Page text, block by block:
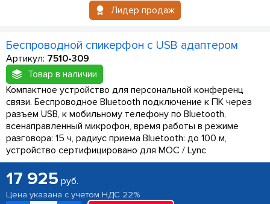
Лидер продаж
Беспроводной спикерфон с USB адаптером
Артикул: 7510-309
Товар в наличии
Компактное устройство для персональной конференц
связи. Беспроводное Bluetooth подключение к ПК через
разъем USB, к мобильному телефону по Bluetooth,
всенаправленный микрофон, время работы в режиме
разговора: 15 ч, радиус приема Bluetooth: до 100 м,
устройство сертифицировано для MOC / Lync
17 925 руб.
Цена указана с учетом НДС 22%